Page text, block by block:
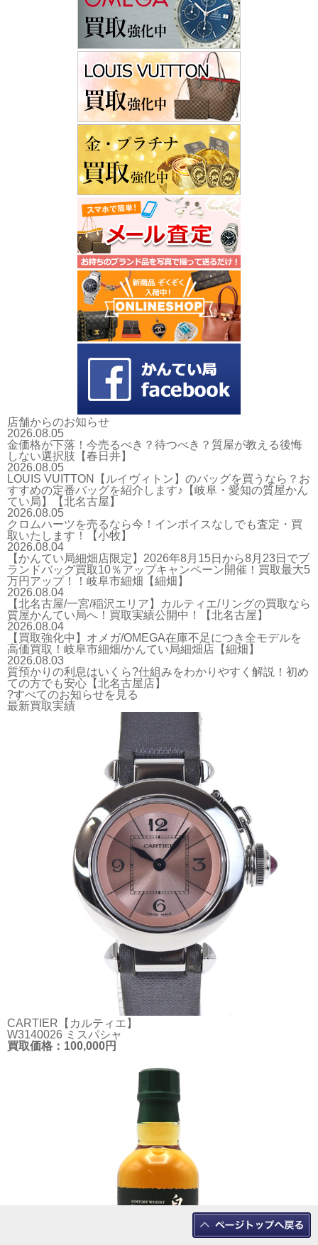
店舗からのお知らせ
2026.08.05
金価格が下落！今売るべき？待つべき？質屋が教える後悔
しない選択肢【春日井】
2026.08.05
LOUIS VUITTON【ルイヴィトン】のバッグを買うなら？お
すすめの定番バッグを紹介します♪【岐阜・愛知の質屋かん
てい局】【北名古屋】
2026.08.05
クロムハーツを売るなら今！インボイスなしでも査定・買
取いたします！【小牧】
2026.08.04
【かんてい局細畑店限定】2026年8月15日から8月23日でブ
ランドバッグ買取10％アップキャンペーン開催！買取最大5
万円アップ！！岐阜市細畑【細畑】
2026.08.04
【北名古屋/一宮/稲沢エリア】カルティエ/リングの買取なら
質屋かんてい局へ！買取実績公開中！【北名古屋】
2026.08.04
【買取強化中】オメガ/OMEGA在庫不足につき全モデルを
高価買取！岐阜市細畑/かんてい局細畑店【細畑】
2026.08.03
質預かりの利息はいくら?仕組みをわかりやすく解説！初め
ての方でも安心【北名古屋店】
?すべてのお知らせを見る
最新買取実績
CARTIER【カルティエ】
W3140026 ミスパシャ
買取価格：100,000円